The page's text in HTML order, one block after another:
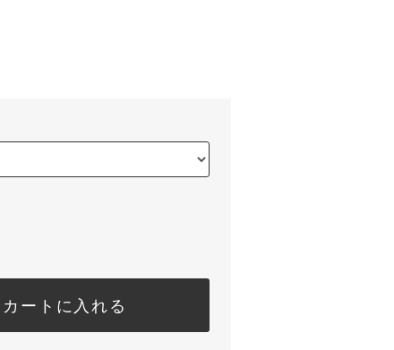
カートに入れる